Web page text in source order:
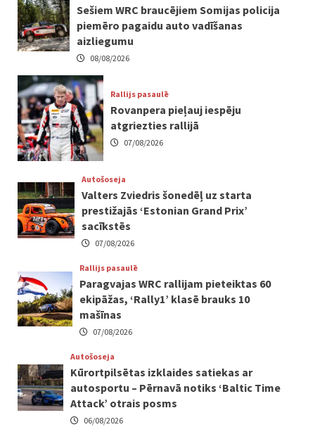
Sešiem WRC braucējiem Somijas policija
piemēro pagaidu auto vadīšanas
aizliegumu
08/08/2026
Rallijs pasaulē
Rovanpera pieļauj iespēju
atgriezties rallijā
07/08/2026
Autošoseja
Valters Zviedris šonedēļ uz starta
prestižajās ‘Estonian Grand Prix’
sacīkstēs
07/08/2026
Rallijs pasaulē
Paragvajas WRC rallijam pieteiktas 60
ekipāžas, ‘Rally1’ klasē brauks 10
mašīnas
07/08/2026
Autošoseja
Kūrortpilsētas izklaides satiekas ar
autosportu – Pērnavā notiks ‘Baltic Time
Attack’ otrais posms
06/08/2026